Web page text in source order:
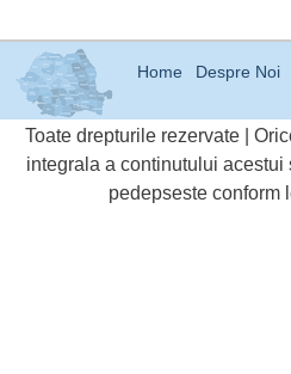
Home Despre Noi
Toate drepturile rezervate |
integrala a continutului acestui
pedepseste conform